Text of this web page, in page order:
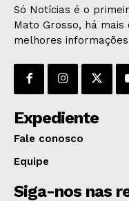
EDUCAÇÃO
SAÚDE
ÚLTIMAS NOTÍCIAS
Só Notícias é o
Mato Grosso, há
melhores
Expediente
Fale conosco
Equipe
Siga-nos nas